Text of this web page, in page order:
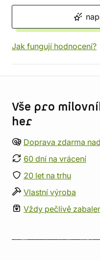
Jak fungují hodnocení?
Vše pro
her
Doprava zdarma
60 dní na vrácení
20 let na trhu
Vlastní výroba
Vždy pečlivě